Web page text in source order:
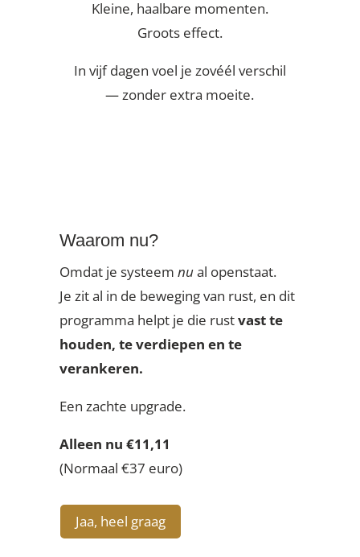
Kleine, haalbare momenten.
Groots effect.
In vijf dagen voel je zovéél verschil
— zonder extra moeite.
Waarom nu?
Omdat je systeem nual openstaat.
Je zit al in de beweging van rust, en dit
programma helpt je die rustvast te
houden, te verdiepen en te
verankeren.
Een zachte upgrade.
Alleen nu €11,11
(Normaal €37 euro)
Jaa, heel graag